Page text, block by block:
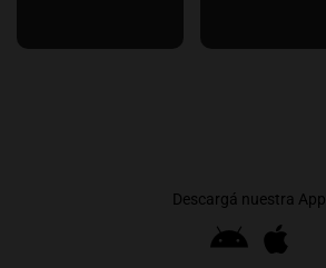
Descargá nuestra App